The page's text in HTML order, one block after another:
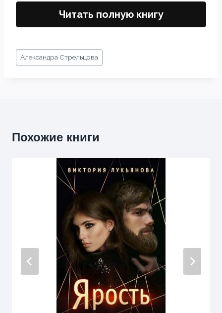
Читать полную книгу
Метки
записи:
Александра Стрельцова
Похожие книги